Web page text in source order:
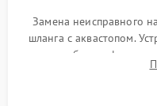
Замена неисправного
шланга с аквастопом.
патрубках и
управления,